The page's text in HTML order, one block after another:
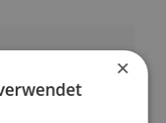
Orange ist die
und zuverlässigen
×